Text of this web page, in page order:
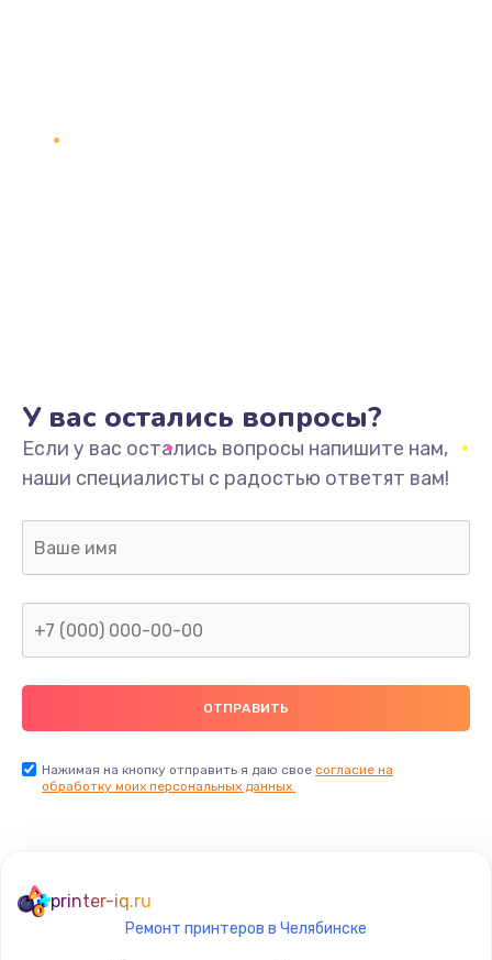
У вас остались вопросы?
Если у вас остались вопросы напишите нам,
наши специалисты с радостью ответят вам!
Нажимая на кнопку отправить я даю свое согласие на
обработку моих персональных данных.
printer-iq.ru
Ремонт принтеров в Челябинске